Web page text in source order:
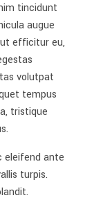
tincidunt
augue
efficitur eu,
volutpat
tempus
tristique
eleifend ante
turpis.